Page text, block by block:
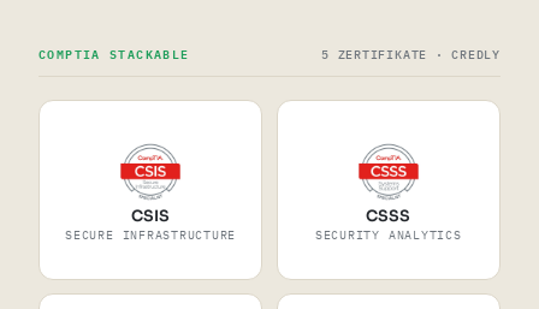
COMPTIA STACKABLE 5 ZERTIFIKATE · CREDLY
CSIS
SECURE INFRASTRUCTURE
CSSS
SECURITY ANALYTICS